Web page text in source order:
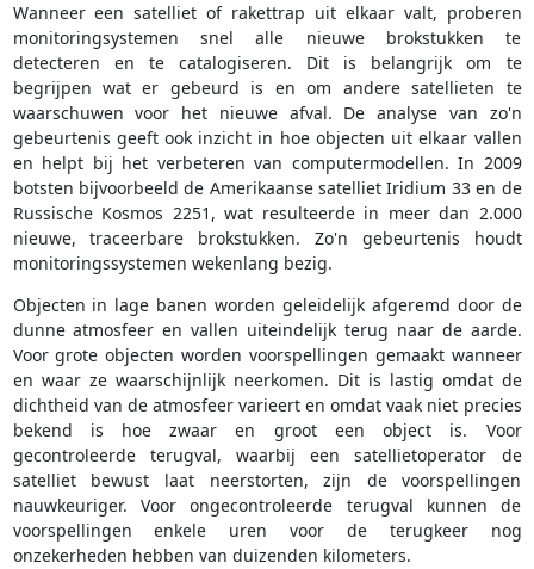
Wanneer een satelliet of rakettrap uit elkaar valt, proberen
monitoringsystemen snel alle nieuwe brokstukken te
detecteren en te catalogiseren. Dit is belangrijk om te
begrijpen wat er gebeurd is en om andere satellieten te
waarschuwen voor het nieuwe afval. De analyse van zo'n
gebeurtenis geeft ook inzicht in hoe objecten uit elkaar vallen
en helpt bij het verbeteren van computermodellen. In 2009
botsten bijvoorbeeld de Amerikaanse satelliet Iridium 33 en de
Russische Kosmos 2251, wat resulteerde in meer dan 2.000
nieuwe, traceerbare brokstukken. Zo'n gebeurtenis houdt
monitoringssystemen wekenlang bezig.
Objecten in lage banen worden geleidelijk afgeremd door de
dunne atmosfeer en vallen uiteindelijk terug naar de aarde.
Voor grote objecten worden voorspellingen gemaakt wanneer
en waar ze waarschijnlijk neerkomen. Dit is lastig omdat de
dichtheid van de atmosfeer varieert en omdat vaak niet precies
bekend is hoe zwaar en groot een object is. Voor
gecontroleerde terugval, waarbij een satellietoperator de
satelliet bewust laat neerstorten, zijn de voorspellingen
nauwkeuriger. Voor ongecontroleerde terugval kunnen de
voorspellingen enkele uren voor de terugkeer nog
onzekerheden hebben van duizenden kilometers.